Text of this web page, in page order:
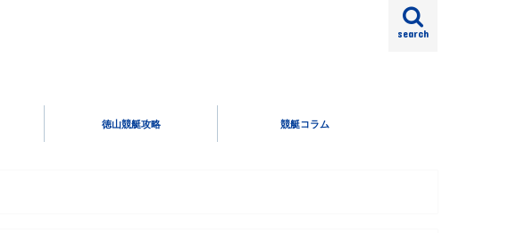
search
徳山競艇攻略 競艇コラム